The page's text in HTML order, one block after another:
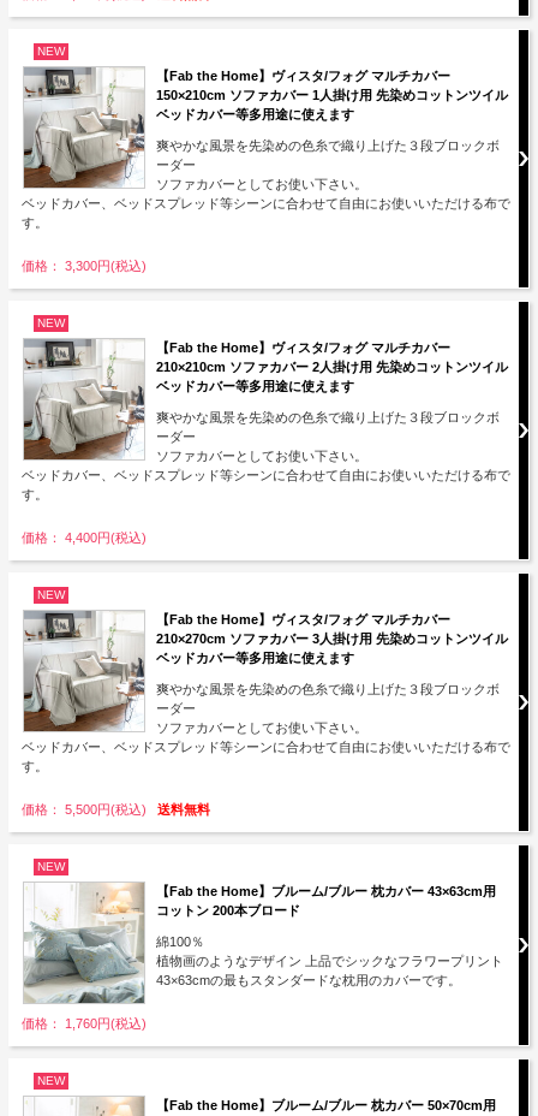
NEW
【Fab the Home】ヴィスタ/フォグ マルチカバー
150×210cm ソファカバー 1人掛け用 先染めコットンツイル
ベッドカバー等多用途に使えます
爽やかな風景を先染めの色糸で織り上げた３段ブロックボ
ーダー
ソファカバーとしてお使い下さい。
ベッドカバー、ベッドスプレッド等シーンに合わせて自由にお使いいただける布で
す。
価格： 3,300円(税込)
NEW
【Fab the Home】ヴィスタ/フォグ マルチカバー
210×210cm ソファカバー 2人掛け用 先染めコットンツイル
ベッドカバー等多用途に使えます
爽やかな風景を先染めの色糸で織り上げた３段ブロックボ
ーダー
ソファカバーとしてお使い下さい。
ベッドカバー、ベッドスプレッド等シーンに合わせて自由にお使いいただける布で
す。
価格： 4,400円(税込)
NEW
【Fab the Home】ヴィスタ/フォグ マルチカバー
210×270cm ソファカバー 3人掛け用 先染めコットンツイル
ベッドカバー等多用途に使えます
爽やかな風景を先染めの色糸で織り上げた３段ブロックボ
ーダー
ソファカバーとしてお使い下さい。
ベッドカバー、ベッドスプレッド等シーンに合わせて自由にお使いいただける布で
す。
価格： 5,500円(税込) 送料無料
NEW
【Fab the Home】ブルーム/ブルー 枕カバー 43×63cm用
コットン 200本ブロード
綿100％
植物画のようなデザイン 上品でシックなフラワープリント
43×63cmの最もスタンダードな枕用のカバーです。
価格： 1,760円(税込)
NEW
【Fab the Home】ブルーム/ブルー 枕カバー 50×70cm用